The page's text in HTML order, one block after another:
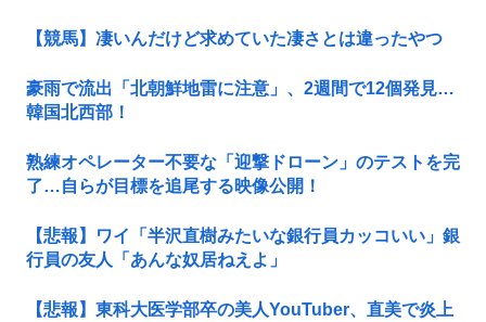
【競馬】凄いんだけど求めていた凄さとは違ったやつ
豪雨で流出「北朝鮮地雷に注意」、2週間で12個発見…
韓国北西部！
熟練オペレーター不要な「迎撃ドローン」のテストを完
了…自らが目標を追尾する映像公開！
【悲報】ワイ「半沢直樹みたいな銀行員カッコいい」銀
行員の友人「あんな奴居ねえよ」
【悲報】東科大医学部卒の美人YouTuber、直美で炎上